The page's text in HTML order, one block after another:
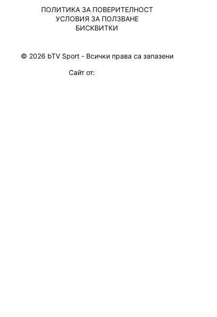
© 2026 bTV Sport - Всички права са запазени
ПОЛИТИКА ЗА ПОВЕРИТЕЛНОСТ
УСЛОВИЯ ЗА ПОЛЗВАНЕ
БИСКВИТКИ
Сайт от: